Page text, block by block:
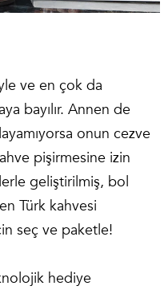
ve en çok da
bayılır. Annen de
onun cezve
pişirmesine izin
geliştirilmiş, bol
Türk kahvesi
seç ve paketle!
hediye